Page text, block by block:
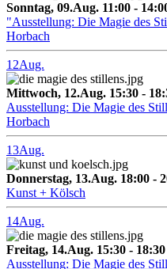
Sonntag, 09.Aug. 11:00 -
"Ausstellung: Die Magie des
Horbach
12Aug.
Mittwoch, 12.Aug. 15:30 -
Ausstellung: Die Magie des
Horbach
13Aug.
Donnerstag, 13.Aug. 18:00 -
Kunst + Kölsch
14Aug.
Freitag, 14.Aug. 15:30 -
Ausstellung: Die Magie des